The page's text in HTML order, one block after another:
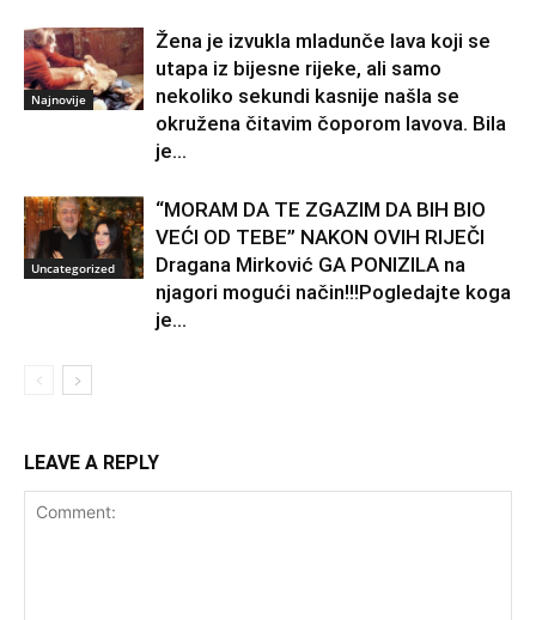
Najnovije
Žena je izvukla mladunče lava koji se
utapa iz bijesne rijeke, ali samo
nekoliko sekundi kasnije našla se
okružena čitavim čoporom lavova. Bila
je...
Uncategorized
“MORAM DA TE ZGAZIM DA BIH BIO
VEĆI OD TEBE” NAKON OVIH RIJEČI
Dragana Mirković GA PONIZILA na
njagori mogući način!!!Pogledajte koga
je...
LEAVE A REPLY